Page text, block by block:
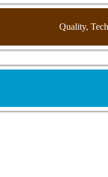
Quality,